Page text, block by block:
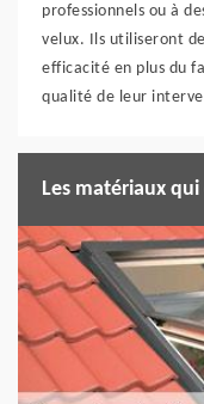
professionnels ou à
velux. Ils utiliseront
efficacité en plus du
qualité de leur
Les matériaux